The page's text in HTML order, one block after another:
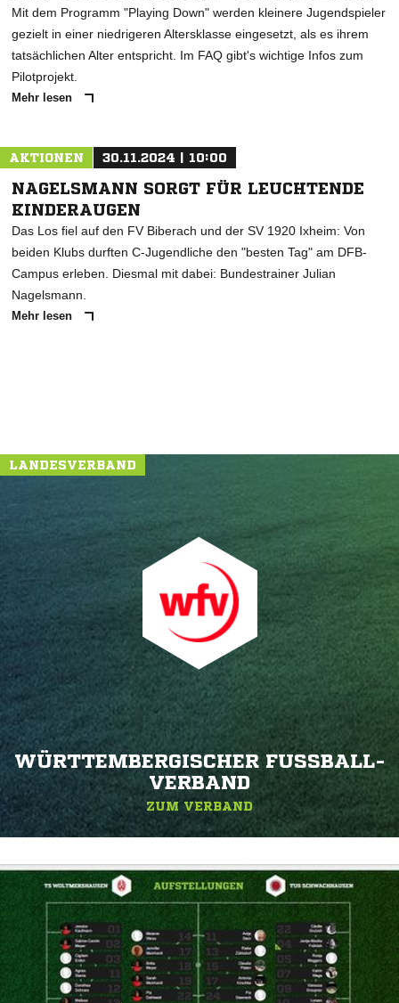
Mit dem Programm "Playing Down" werden kleinere Jugendspieler
gezielt in einer niedrigeren Altersklasse eingesetzt, als es ihrem
tatsächlichen Alter entspricht. Im FAQ gibt's wichtige Infos zum
Pilotprojekt.
Mehr lesen
AKTIONEN 30.11.2024 | 10:00
NAGELSMANN SORGT FÜR LEUCHTENDE
KINDERAUGEN
Das Los fiel auf den FV Biberach und der SV 1920 Ixheim: Von
beiden Klubs durften C-Jugendliche den "besten Tag" am DFB-
Campus erleben. Diesmal mit dabei: Bundestrainer Julian
Nagelsmann.
Mehr lesen
LANDESVERBAND
WÜRTTEMBERGISCHER FUSSBALL-V
ERBAND
ZUM VERBAND